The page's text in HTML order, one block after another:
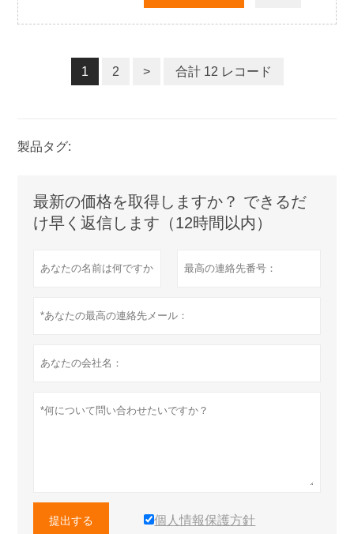
1 2 > 合計 12 レコード
製品タグ:
最新の価格を取得しますか？ できるだ
け早く返信します（12時間以内）
提出する 個人情報保護方針